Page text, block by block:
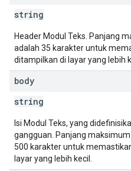
string
Header Modul Teks. Panjang
adalah 35 karakter untuk
ditampilkan di layar yang lebih
body
string
Isi Modul Teks, yang
gangguan. Panjang
500 karakter untuk
layar yang lebih kecil.